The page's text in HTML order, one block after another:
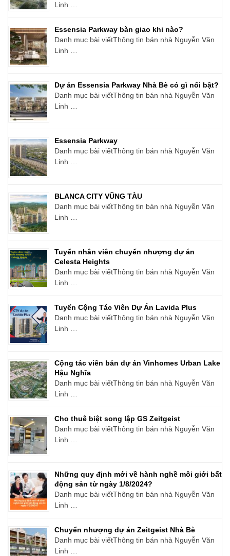
Linh …
Essensia Parkway bàn giao khi nào?
Danh mục bài viếtThông tin bán nhà Nguyễn Văn
Linh …
Dự án Essensia Parkway Nhà Bè có gì nổi bật?
Danh mục bài viếtThông tin bán nhà Nguyễn Văn
Linh …
Essensia Parkway
Danh mục bài viếtThông tin bán nhà Nguyễn Văn
Linh …
BLANCA CITY VŨNG TÀU
Danh mục bài viếtThông tin bán nhà Nguyễn Văn
Linh …
Tuyển nhân viên chuyển nhượng dự án
Celesta Heights
Danh mục bài viếtThông tin bán nhà Nguyễn Văn
Linh …
Tuyển Cộng Tác Viên Dự Án Lavida Plus
Danh mục bài viếtThông tin bán nhà Nguyễn Văn
Linh …
Cộng tác viên bán dự án Vinhomes Urban Lake
Hậu Nghĩa
Danh mục bài viếtThông tin bán nhà Nguyễn Văn
Linh …
Cho thuê biệt song lập GS Zeitgeist
Danh mục bài viếtThông tin bán nhà Nguyễn Văn
Linh …
Những quy định mới về hành nghề môi giới bất
động sản từ ngày 1/8/2024?
Danh mục bài viếtThông tin bán nhà Nguyễn Văn
Linh …
Chuyển nhượng dự án Zeitgeist Nhà Bè
Danh mục bài viếtThông tin bán nhà Nguyễn Văn
Linh …